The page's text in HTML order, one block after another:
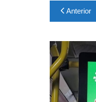
de
Post
Anterior